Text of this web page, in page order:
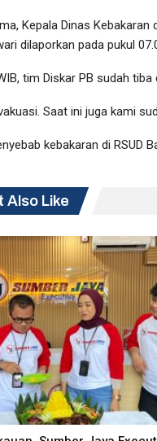
Kepala Dinas
dilaporkan pada pukul
tim Diskar PB sudah
Saat ini juga kami
kebakaran di RSUD
Also Like